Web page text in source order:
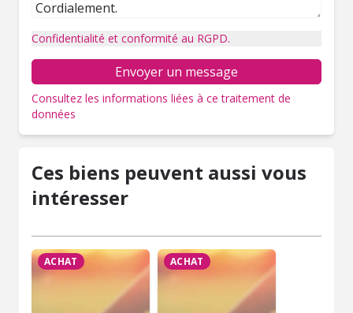
Confidentialité et conformité au RGPD.
Envoyer un message
Consultez les informations liées à ce traitement de
données
Ces biens peuvent aussi vous
intéresser
ACHAT ACHAT